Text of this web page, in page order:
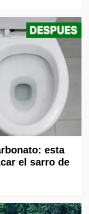
esta
el sarro de